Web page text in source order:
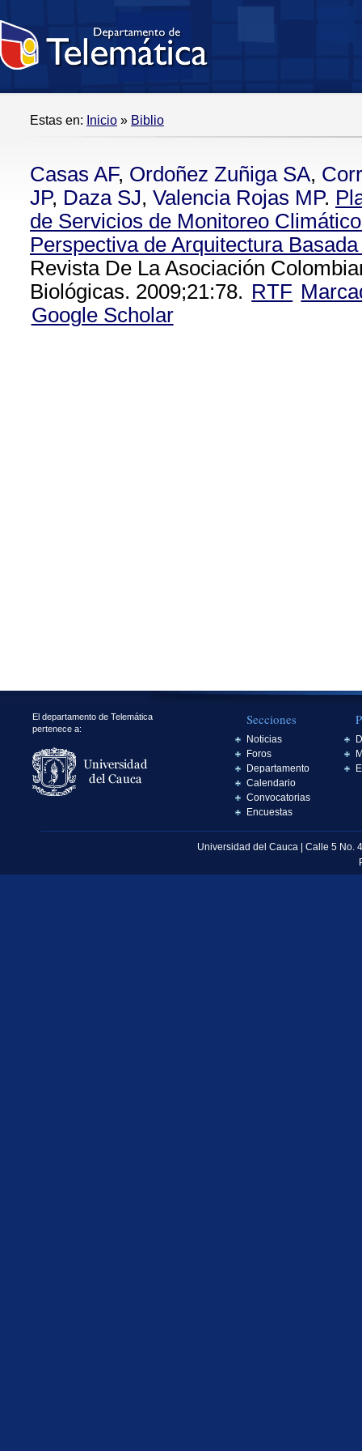
Estas en: Inicio » Biblio
Casas AF, Ordoñez Zuñiga SA,
JP, Daza SJ, Valencia Rojas MP.
de Servicios de Monitoreo
Perspectiva de Arquitectura
Revista De La Asociación
Biológicas. 2009;21:78. RTF
Google Scholar
El departamento de Telemática
pertenece a:
Secciones
Noticias
Foros
Departamento
Calendario
Convocatorias
Encuestas
Universidad del Cauca | Calle 5 No.